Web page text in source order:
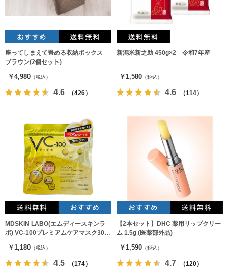
座ってしまえて畳める収納ボックス
ブラウン(2個セット)
￥4,980 （税込）
4.6 （426）
新潟米新之助 450g×2 令和7年産
￥1,580 （税込）
4.6 （114）
MDSKIN LABO(エムディースキンラ
ボ) VC-100プレミアムケアマスク30枚
￥1,180 （税込）
4.5 （174）
【2本セット】DHC 薬用リップクリー
ム 1.5g (医薬部外品)
￥1,590 （税込）
4.7 （120）